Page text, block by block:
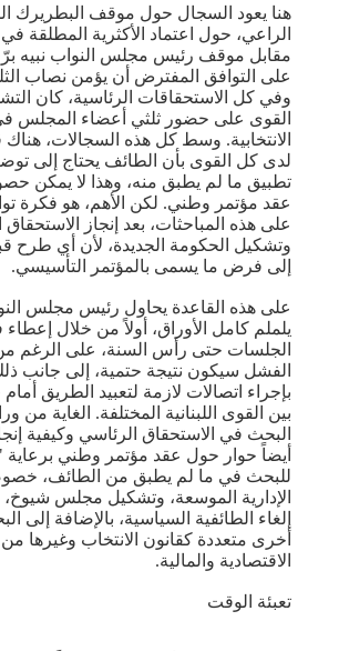
هنا يعود السجال حول موقف البطريرك
الراعي، حول اعتماد الأكثرية المطلقة في
مقابل موقف رئيس مجلس النواب نبيه
على التوافق المفترض أن يؤمن نصاب
وفي كل الاستحقاقات الرئاسية، كان
القوى على حضور ثلثي أعضاء المجلس
الانتخابية. وسط كل هذه السجالات، هناك
لدى كل القوى بأن الطائف يحتاج إلى
تطبيق ما لم يطبق منه، وهذا لا يمكن
عقد مؤتمر وطني. لكن الأهم، هو فكرة
على هذه المباحثات، بعد إنجاز الاستحقاق
وتشكيل الحكومة الجديدة، لأن أي طرح
إلى فرض ما يسمى بالمؤتمر التأسيسي.
على هذه القاعدة يحاول رئيس مجلس
يلملم كامل الأوراق، أولاً من خلال
الجلسات حتى رأس السنة، على الرغم
الفشل سيكون نتيجة حتمية، إلى جانب
بإجراء اتصالات لازمة لتعبيد الطريق أمام
بين القوى اللبنانية المختلفة. الغاية من
البحث في الاستحقاق الرئاسي وكيفية
أيضاً حوار حول عقد مؤتمر وطني برعاية
للبحث في ما لم يطبق من الطائف،
الإدارية الموسعة، وتشكيل مجلس
إلغاء الطائفية السياسية، بالإضافة
أخرى متعددة كقانون الانتخاب وغيرها
الاقتصادية والمالية.
تعبئة الوقت